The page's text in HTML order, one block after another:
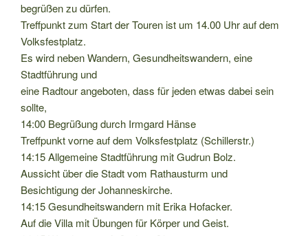
begrüßen zu dürfen.
Treffpunkt zum Start der Touren ist um 14.00 Uhr auf dem
Volksfestplatz.
Es wird neben Wandern, Gesundheitswandern, eine
Stadtführung und
eine Radtour angeboten, dass für jeden etwas dabei sein
sollte,
14:00 Begrüßung durch Irmgard Hänse
Treffpunkt vorne auf dem Volksfestplatz (Schillerstr.)
14:15 Allgemeine Stadtführung mit Gudrun Bolz.
Aussicht über die Stadt vom Rathausturm und
Besichtigung der Johanneskirche.
14:15 Gesundheitswandern mit Erika Hofacker.
Auf die Villa mit Übungen für Körper und Geist.